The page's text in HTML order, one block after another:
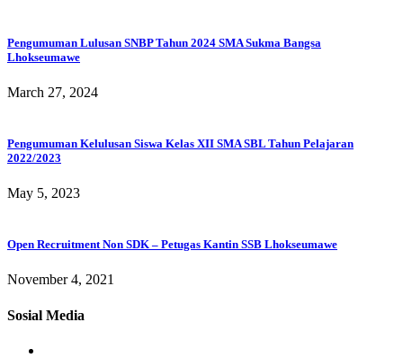
Pengumuman Lulusan SNBP Tahun 2024 SMA Sukma Bangsa
Lhokseumawe
March 27, 2024
Pengumuman Kelulusan Siswa Kelas XII SMA SBL Tahun Pelajaran
2022/2023
May 5, 2023
Open Recruitment Non SDK – Petugas Kantin SSB Lhokseumawe
November 4, 2021
Sosial Media